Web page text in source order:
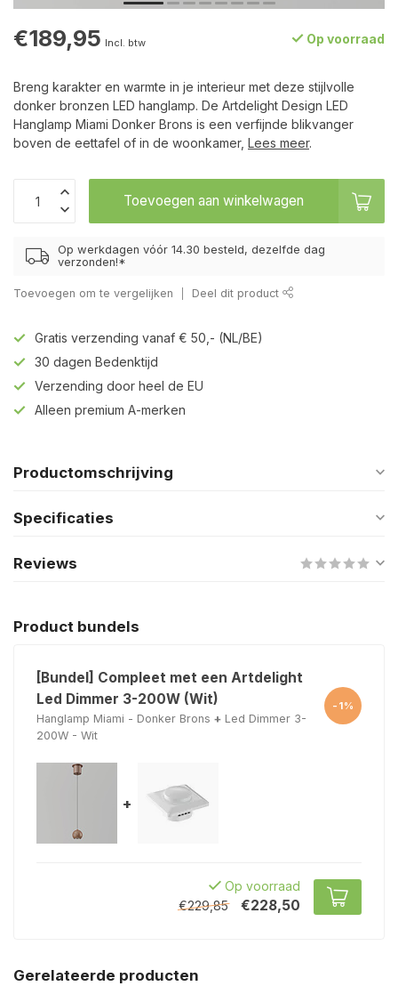
€189,95 Incl. btw Op voorraad
Breng karakter en warmte in je interieur met deze stijlvolle
donker bronzen LED hanglamp. De Artdelight Design LED
Hanglamp Miami Donker Brons is een verfijnde blikvanger
boven de eettafel of in de woonkamer, Lees meer.
Toevoegen aan winkelwagen
Op werkdagen vóór 14.30 besteld, dezelfde dag
verzonden!*
Toevoegen om te vergelijken Deel dit product
Gratis verzending vanaf € 50,- (NL/BE)
30 dagen Bedenktijd
Verzending door heel de EU
Alleen premium A-merken
Productomschrijving
Specificaties
Reviews
Product bundels
[Bundel] Compleet met een Artdelight
Led Dimmer 3-200W (Wit)
Hanglamp Miami - Donker Brons + Led Dimmer 3-
200W - Wit
-1%
+
Op voorraad
€229,85
€228,50
Gerelateerde producten